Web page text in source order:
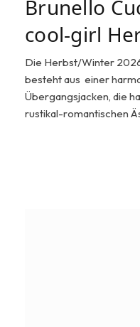
Brunello
cool-girl
Die Herbst/Winter
besteht aus einer
Übergangsjacken, die
rustikal-romantischen